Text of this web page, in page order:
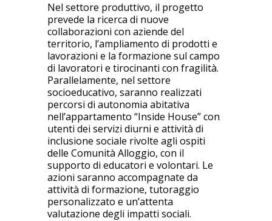
Nel settore produttivo, il progetto
prevede la ricerca di nuove
collaborazioni con aziende del
territorio, l’ampliamento di prodotti e
lavorazioni e la formazione sul campo
di lavoratori e tirocinanti con fragilità.
Parallelamente, nel settore
socioeducativo, saranno realizzati
percorsi di autonomia abitativa
nell’appartamento “Inside House” con
utenti dei servizi diurni e attività di
inclusione sociale rivolte agli ospiti
delle Comunità Alloggio, con il
supporto di educatori e volontari. Le
azioni saranno accompagnate da
attività di formazione, tutoraggio
personalizzato e un’attenta
valutazione degli impatti sociali.